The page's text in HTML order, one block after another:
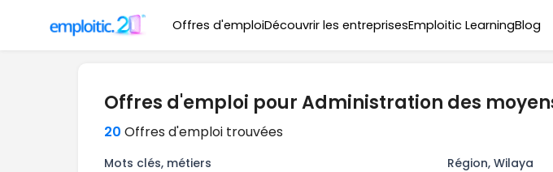
Offres d'emploiDécouvrir les entreprisesEmploitic LearningBlog
Offres d'emploi pour Administration des
20 Offres d'emploi trouvées
Mots clés, métiers Région, Wilaya